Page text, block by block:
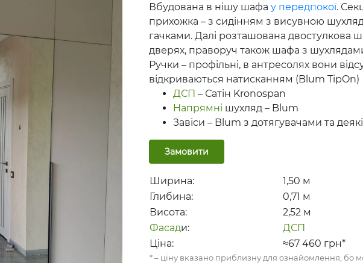
Вбудована в нішу шафау передпокої.
прихожка – з сидінням з висувною
гачками. Далі розташована двостулкова
дверях, праворуч також шафа з
Ручки – профільні, в антресолях вони
відкриваються натисканням (Blum TipOn)
ДСП – Сатін Kronospan
Напрямні шухляд – Blum
Завіси – Blum з дотягувачами та
Замовити
Ширина: 1,50 м
Глибина:
0,71 м
Висота:
2,52 м
Фасади:
ДСП
Ціна:
≈67 460 грн*
* – ціну вказано приблизну для ознайомлення, бо